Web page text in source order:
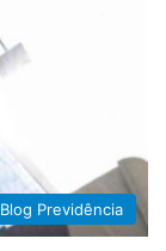
Blog Previdência